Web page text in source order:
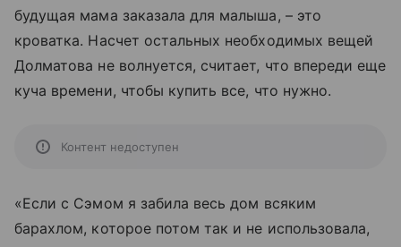
будущая мама заказала для малыша, – это
кроватка. Насчет остальных необходимых вещей
Долматова не волнуется, считает, что впереди еще
куча времени, чтобы купить все, что нужно.
Контент недоступен
«Если с Сэмом я забила весь дом всяким
барахлом, которое потом так и не использовала,